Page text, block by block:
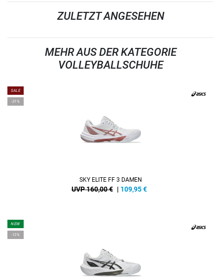
ZULETZT ANGESEHEN
MEHR AUS DER KATEGORIE
VOLLEYBALLSCHUHE
SALE
-31%
SKY ELITE FF 3 DAMEN
UVP 160,00 € | 109,95€
NEW
-13%